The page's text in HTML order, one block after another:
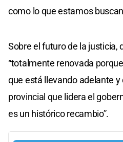
como lo que estamos
Sobre el futuro de la justicia,
“totalmente renovada
que está llevando adelante
provincial que lidera el
es un histórico recambio”.